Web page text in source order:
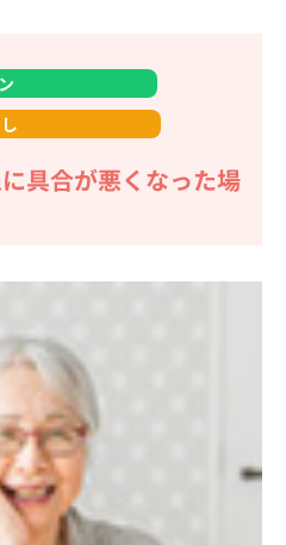
具合が悪くなった場